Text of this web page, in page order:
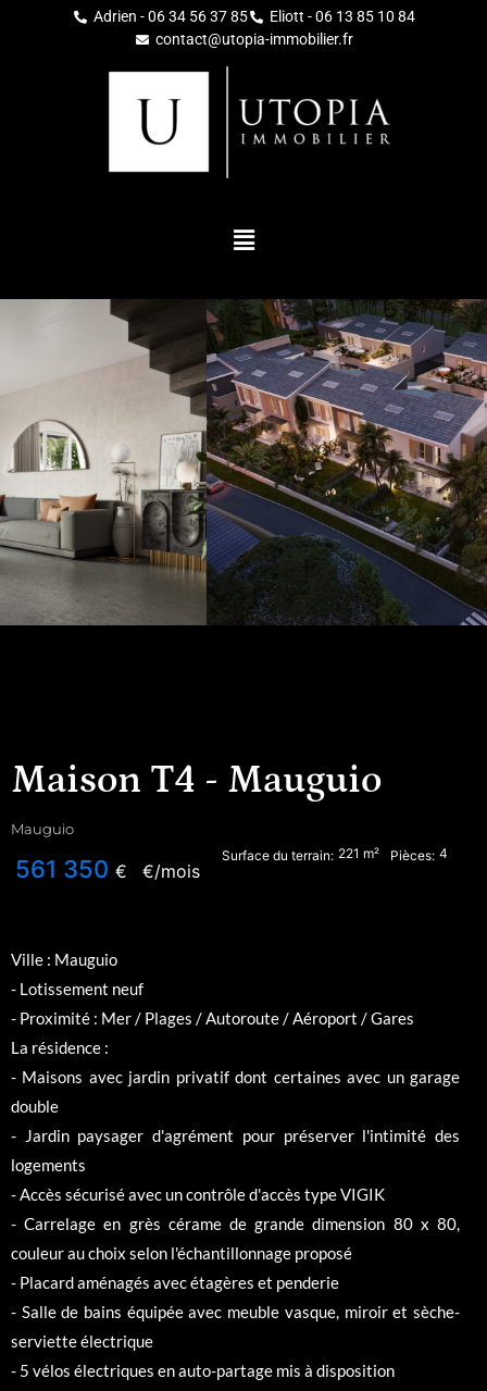
Adrien - 06 34 56 37 85
Eliott - 06 13 85 10 84
contact@utopia-immobilier.fr
Maison T4 - Mauguio
Mauguio
561 350 € €/mois
Surface du terrain: 221 m² Pièces: 4
Ville : Mauguio
- Lotissement neuf
- Proximité : Mer / Plages / Autoroute / Aéroport / Gares
La résidence :
- Maisons avec jardin privatif dont certaines avec un garage
double
- Jardin paysager d'agrément pour préserver l'intimité des
logements
- Accès sécurisé avec un contrôle d'accès type VIGIK
- Carrelage en grès cérame de grande dimension 80 x 80,
couleur au choix selon l'échantillonnage proposé
- Placard aménagés avec étagères et penderie
- Salle de bains équipée avec meuble vasque, miroir et sèche-
serviette électrique
- 5 vélos électriques en auto-partage mis à disposition